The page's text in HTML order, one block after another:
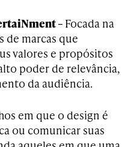
– Focada na
de marcas que
valores e propósitos
poder de relevância,
da audiência.
em que o design é
ou comunicar suas